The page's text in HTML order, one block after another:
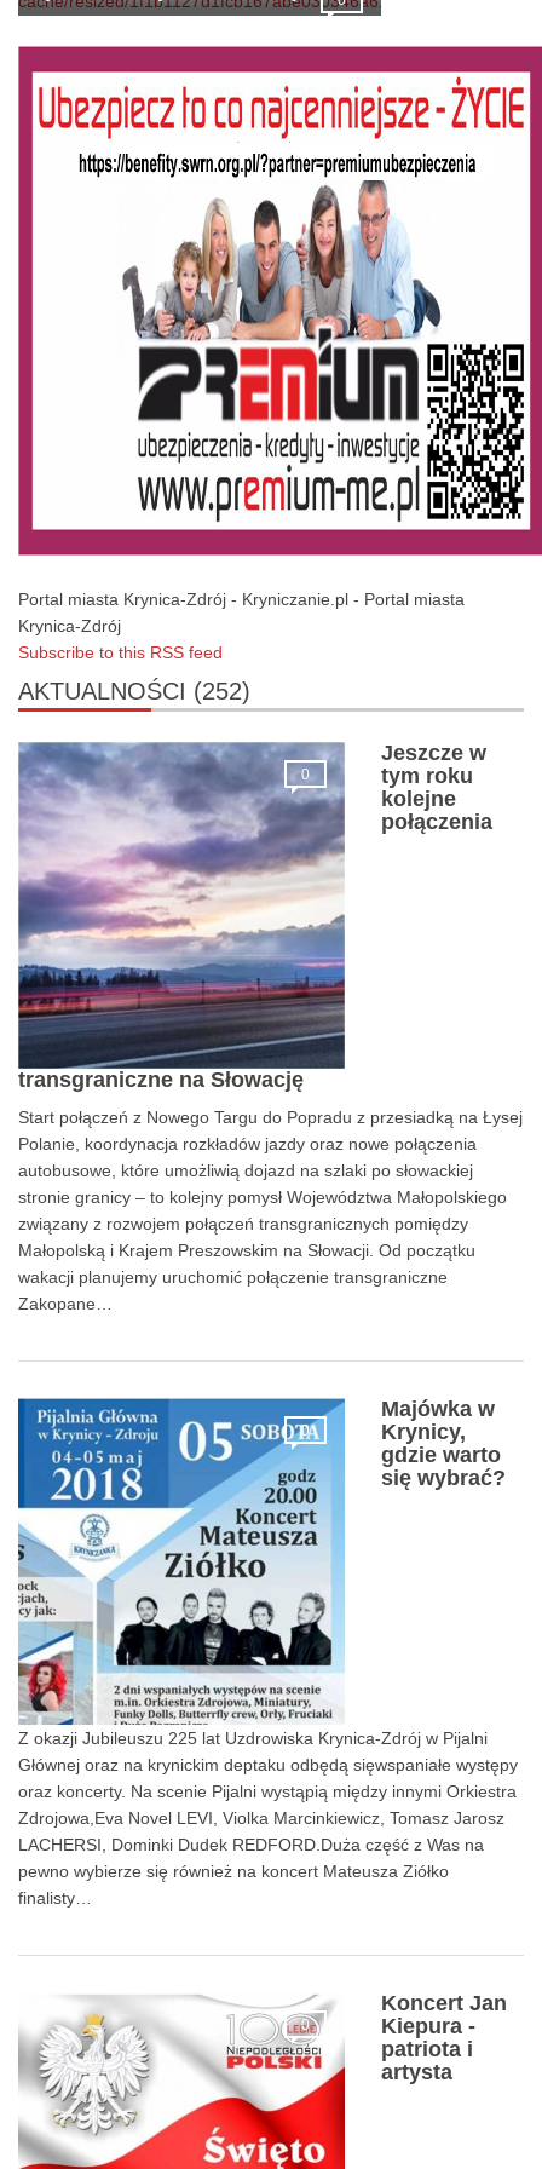
Portal miasta Krynica-Zdrój - Kryniczanie.pl - Portal miasta
Krynica-Zdrój
Subscribe to this RSS feed
AKTUALNOŚCI (252)
0
Jeszcze w
tym roku
kolejne
połączenia
transgraniczne na Słowację
Start połączeń z Nowego Targu do Popradu z przesiadką na Łysej
Polanie, koordynacja rozkładów jazdy oraz nowe połączenia
autobusowe, które umożliwią dojazd na szlaki po słowackiej
stronie granicy – to kolejny pomysł Województwa Małopolskiego
związany z rozwojem połączeń transgranicznych pomiędzy
Małopolską i Krajem Preszowskim na Słowacji. Od początku
wakacji planujemy uruchomić połączenie transgraniczne
Zakopane…
0
Majówka w
Krynicy,
gdzie warto
się wybrać?
Z okazji Jubileuszu 225 lat Uzdrowiska Krynica-Zdrój w Pijalni
Głównej oraz na krynickim deptaku odbędą sięwspaniałe występy
oraz koncerty. Na scenie Pijalni wystąpią między innymi Orkiestra
Zdrojowa,Eva Novel LEVI, Violka Marcinkiewicz, Tomasz Jarosz
LACHERSI, Dominki Dudek REDFORD.Duża część z Was na
pewno wybierze się również na koncert Mateusza Ziółko
finalisty…
0
Koncert Jan
Kiepura -
patriota i
artysta